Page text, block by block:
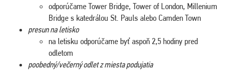
odporúčame Tower Bridge, Tower of London, Millenium
Bridge s katedrálou St. Pauls alebo Camden Town
presun na letisko
na letisku odporúčame byť aspoň 2,5 hodiny pred
odletom
poobedný/večerný odlet z miesta podujatia